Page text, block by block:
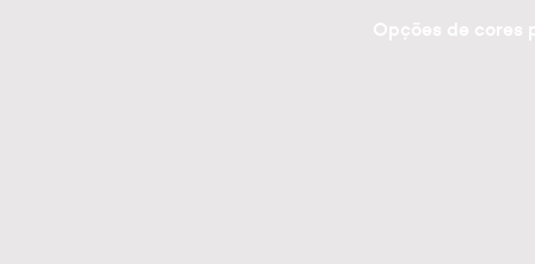
Opções de cores